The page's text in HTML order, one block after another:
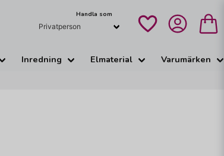
Handla som
Inredning Elmaterial Varumärken